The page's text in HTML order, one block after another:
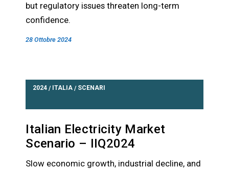
but regulatory issues threaten long-term
confidence.
28 Ottobre 2024
2024 / ITALIA / SCENARI
Italian Electricity Market
Scenario – IIQ2024
Slow economic growth, industrial decline, and